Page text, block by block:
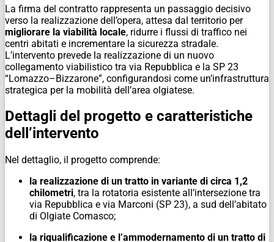
La firma del contratto rappresenta un passaggio decisivo
verso la realizzazione dell’opera, attesa dal territorio per
migliorare la viabilità locale, ridurre i flussi di traffico nei
centri abitati e incrementare la sicurezza stradale.
L’intervento prevede la realizzazione di un nuovo
collegamento viabilistico tra via Repubblica e la SP 23
“Lomazzo–Bizzarone”, configurandosi come un’infrastruttura
strategica per la mobilità dell’area olgiatese.
Dettagli del progetto e caratteristiche
dell’intervento
Nel dettaglio, il progetto comprende:
la realizzazione di un tratto in variante di circa 1,2
chilometri, tra la rotatoria esistente all’intersezione tra
via Repubblica e via Marconi (SP 23), a sud dell’abitato
di Olgiate Comasco;
la riqualificazione e l’ammodernamento di un tratto di